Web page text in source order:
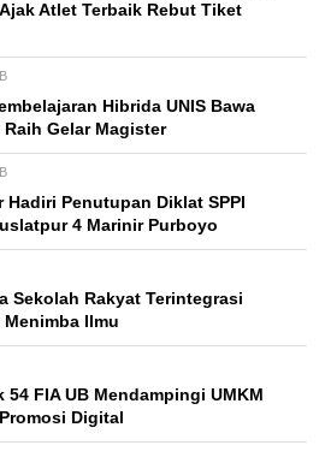
Atlet Terbaik Rebut Tiket
Hibrida UNIS Bawa
Gelar Magister
Hadiri Penutupan Diklat SPPI
4 Marinir Purboyo
Sekolah Rakyat Terintegrasi
Ilmu
54 FIA UB Mendampingi UMKM
Digital